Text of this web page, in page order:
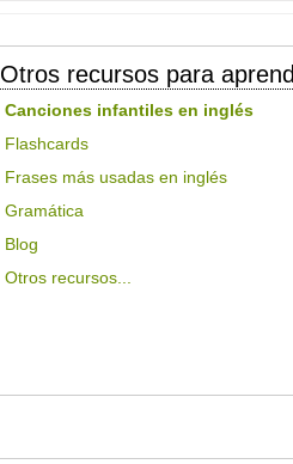
Otros recursos para
Canciones infantiles en inglés
Flashcards
Frases más usadas en inglés
Gramática
Blog
Otros recursos...